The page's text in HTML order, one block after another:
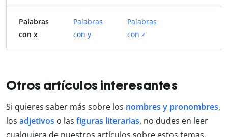
Palabras
con x
Palabras
con y
Palabras
con z
Otros artículos interesantes
Si quieres saber más sobre los nombres y pronombres,
los adjetivos o las figuras literarias, no dudes en leer